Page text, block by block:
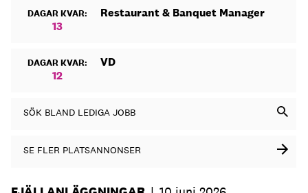
DAGAR KVAR:
13
Restaurant & Banquet Manager
DAGAR KVAR:
12
VD
SÖK BLAND LEDIGA JOBB
SE FLER PLATSANNONSER